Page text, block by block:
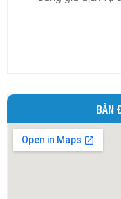
Quảng Bình
Quảng Ngãi
Quảng Ninh
BẢN